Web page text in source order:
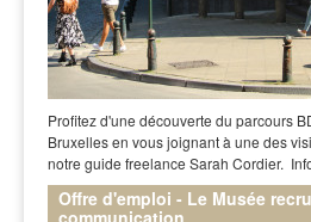
Profitez d'une découverte du parcours
Bruxelles en vous joignant à une des
notre guide freelance Sarah Cordier.
Offre d'emploi - Le Musée
communication